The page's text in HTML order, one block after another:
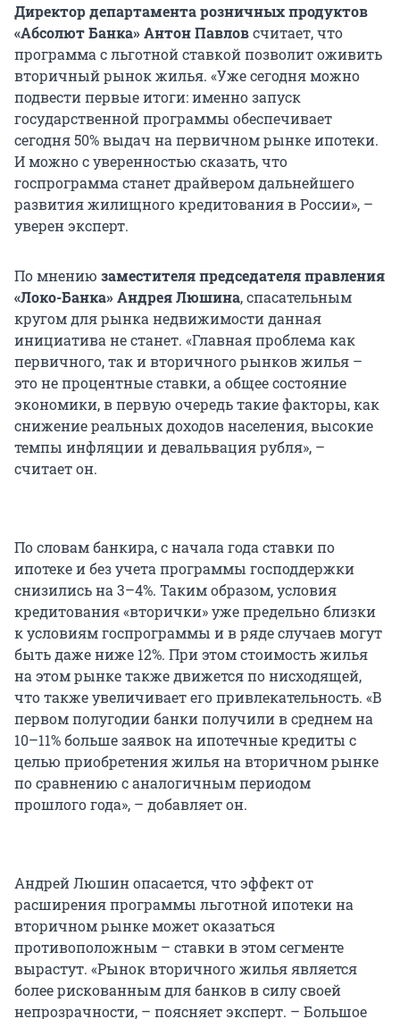
Директор департамента розничных продуктов
«Абсолют Банка» Антон Павловсчитает, что
программа с льготной ставкой позволит оживить
вторичный рынок жилья. «Уже сегодня можно
подвести первые итоги: именно запуск
государственной программы обеспечивает
сегодня 50% выдач на первичном рынке ипотеки.
И можно с уверенностью сказать, что
госпрограмма станет драйвером дальнейшего
развития жилищного кредитования в России», –
уверен эксперт.
По мнению заместителя председателя правления
«Локо-Банка» Андрея Люшина, спасательным
кругом для рынка недвижимости данная
инициатива не станет. «Главная проблема как
первичного, так и вторичного рынков жилья –
это не процентные ставки, а общее состояние
экономики, в первую очередь такие факторы, как
снижение реальных доходов населения, высокие
темпы инфляции и девальвация рубля», –
считает он.
По словам банкира, с начала года ставки по
ипотеке и без учета программы господдержки
снизились на 3–4%. Таким образом, условия
кредитования «вторички» уже предельно близки
к условиям госпрограммы и в ряде случаев могут
быть даже ниже 12%. При этом стоимость жилья
на этом рынке также движется по нисходящей,
что также увеличивает его привлекательность. «В
первом полугодии банки получили в среднем на
10–11% больше заявок на ипотечные кредиты с
целью приобретения жилья на вторичном рынке
по сравнению с аналогичным периодом
прошлого года», – добавляет он.
Андрей Люшин опасается, что эффект от
расширения программы льготной ипотеки на
вторичном рынке может оказаться
противоположным – ставки в этом сегменте
вырастут. «Рынок вторичного жилья является
более рискованным для банков в силу своей
непрозрачности, – поясняет эксперт. – Большое